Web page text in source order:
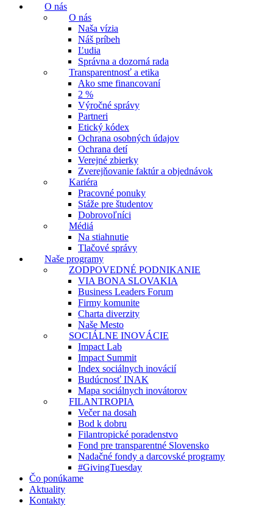
O nás
O nás
Naša vízia
Náš príbeh
Ľudia
Správna a dozorná rada
Transparentnosť a etika
Ako sme financovaní
2 %
Výročné správy
Partneri
Etický kódex
Ochrana osobných údajov
Ochrana detí
Verejné zbierky
Zverejňovanie faktúr a objednávok
Kariéra
Pracovné ponuky
Stáže pre študentov
Dobrovoľníci
Médiá
Na stiahnutie
Tlačové správy
Naše programy
ZODPOVEDNÉ PODNIKANIE
VIA BONA SLOVAKIA
Business Leaders Forum
Firmy komunite
Charta diverzity
Naše Mesto
SOCIÁLNE INOVÁCIE
Impact Lab
Impact Summit
Index sociálnych inovácií
Budúcnosť INAK
Mapa sociálnych inovátorov
FILANTROPIA
Večer na dosah
Bod k dobru
Filantropické poradenstvo
Fond pre transparentné Slovensko
Nadačné fondy a darcovské programy
#GivingTuesday
Čo ponúkame
Aktuality
Kontakty